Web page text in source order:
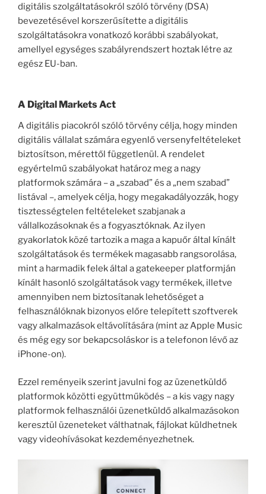
digitális szolgáltatásokról szóló törvény (DSA)
bevezetésével korszerűsítette a digitális
szolgáltatásokra vonatkozó korábbi szabályokat,
amellyel egységes szabályrendszert hoztak létre az
egész EU-ban.
A Digital Markets Act
A digitális piacokról szóló törvény célja, hogy minden
digitális vállalat számára egyenlő versenyfeltételeket
biztosítson, mérettől függetlenül. A rendelet
egyértelmű szabályokat határoz meg a nagy
platformok számára – a „szabad” és a „nem szabad”
listával –, amelyek célja, hogy megakadályozzák, hogy
tisztességtelen feltételeket szabjanak a
vállalkozásoknak és a fogyasztóknak. Az ilyen
gyakorlatok közé tartozik a maga a kapuőr által kínált
szolgáltatások és termékek magasabb rangsorolása,
mint a harmadik felek által a gatekeeper platformján
kínált hasonló szolgáltatások vagy termékek, illetve
amennyiben nem biztosítanak lehetőséget a
felhasználóknak bizonyos előre telepített szoftverek
vagy alkalmazások eltávolítására (mint az Apple Music
és még egy sor bekapcsoláskor is a telefonon lévő az
iPhone-on).
Ezzel reményeik szerint javulni fog az üzenetküldő
platformok közötti együttműködés – a kis vagy nagy
platformok felhasználói üzenetküldő alkalmazásokon
keresztül üzeneteket válthatnak, fájlokat küldhetnek
vagy videohívásokat kezdeményezhetnek.